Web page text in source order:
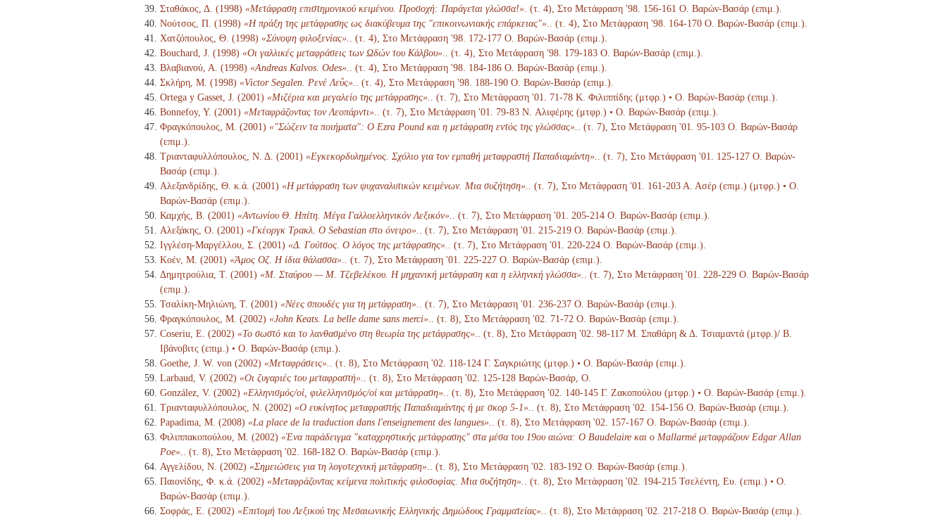
Σταθάκος, Δ. (1998) «Μετάφραση επιστημονικού κειμένου. Προσοχή: Παράγεται γλώσσα!» . (τ. 4), Στο Μετάφραση '98. 156-161 Ο. Βαρών-Βασάρ (επιμ.).
Νούτσος, Π. (1998) «Η πράξη της μετάφρασης ως διακύβευμα της "επικοινωνιακής επάρκειας"».
. (τ. 4), Στο Μετάφραση '98. 164-170 Ο. Βαρών-Βασάρ (επιμ.).
Χατζόπουλος, Θ. (1998) «Σύνοψη φιλοξενίας».
. (τ. 4), Στο Μετάφραση '98. 172-177 Ο. Βαρών-Βασάρ (επιμ.).
Bouchard, J. (1998) «Οι γαλλικές μεταφράσεις των Ωδών του Κάλβου».
. (τ. 4), Στο Μετάφραση '98. 179-183 Ο. Βαρών-Βασάρ (επιμ.).
Βλαβιανού, Α. (1998) «Andreas Kalvos. Odes».
. (τ. 4), Στο Μετάφραση '98. 184-186 Ο. Βαρών-Βασάρ (επιμ.).
Σκλήρη, Μ. (1998) «Victor Segalen. Ρενέ Λεΰς».
. (τ. 4), Στο Μετάφραση '98. 188-190 Ο. Βαρών-Βασάρ (επιμ.).
Ortega y Gasset, J. (2001) «Μιζέρια και μεγαλείο της μετάφρασης».
. (τ. 7), Στο Μετάφραση '01. 71-78 K. Φιλιππίδης (μτφρ.) • Ο. Βαρών-Βασάρ (επιμ.).
Bonnefoy, Y. (2001) «Μεταφράζοντας τον Λεοπάρντι».
. (τ. 7), Στο Μετάφραση '01. 79-83 N. Αλιφέρης (μτφρ.) • Ο. Βαρών-Βασάρ (επιμ.).
Φραγκόπουλος, Μ. (2001) «"Σώζειν τα ποιήματα": Ο Ezra Pound και η μετάφραση εντός της γλώσσας».
. (τ. 7), Στο Μετάφραση '01. 95-103 Ο. Βαρών-Βασάρ
(επιμ.).
Τριανταφυλλόπουλος, Ν. Δ. (2001) «Εγκεκορδυλημένος. Σχόλιο για τον εμπαθή μεταφραστή Παπαδιαμάντη».
. (τ. 7), Στο Μετάφραση '01. 125-127 Ο. Βαρών-
Βασάρ (επιμ.).
Αλεξανδρίδης, Θ. κ.ά. (2001) «Η μετάφραση των ψυχαναλυτικών κειμένων. Μια συζήτηση».
. (τ. 7), Στο Μετάφραση '01. 161-203 Α. Ασέρ (επιμ.) (μτφρ.) • Ο.
Βαρών-Βασάρ (επιμ.).
Καμχής, Β. (2001) «Αντωνίου Θ. Ηπίτη. Μέγα Γαλλοελληνικόν Λεξικόν».
. (τ. 7), Στο Μετάφραση '01. 205-214 Ο. Βαρών-Βασάρ (επιμ.).
Αλεξάκης, Ο. (2001) «Γκέοργκ Τρακλ. Ο Sebastian στο όνειρο».
. (τ. 7), Στο Μετάφραση '01. 215-219 Ο. Βαρών-Βασάρ (επιμ.).
Ιγγλέση-Μαργέλλου, Σ. (2001) «Δ. Γούτσος. Ο λόγος της μετάφρασης».
. (τ. 7), Στο Μετάφραση '01. 220-224 Ο. Βαρών-Βασάρ (επιμ.).
Κοέν, Μ. (2001) «Άμος Οζ. Η ίδια θάλασσα».
. (τ. 7), Στο Μετάφραση '01. 225-227 Ο. Βαρών-Βασάρ (επιμ.).
Δημητρούλια, Τ. (2001) «Μ. Σταύρου — Μ. Τζεβελέκου. Η μηχανική μετάφραση και η ελληνική γλώσσα».
. (τ. 7), Στο Μετάφραση '01. 228-229 Ο. Βαρών-Βασάρ
(επιμ.).
Τσαλίκη-Μηλιώνη, Τ. (2001) «Νέες σπουδές για τη μετάφραση».
. (τ. 7), Στο Μετάφραση '01. 236-237 Ο. Βαρών-Βασάρ (επιμ.).
Φραγκόπουλος, Μ. (2002) «John Keats. La belle dame sans merci».
. (τ. 8), Στο Μετάφραση '02. 71-72 Ο. Βαρών-Βασάρ (επιμ.).
Coseriu, E. (2002) «Το σωστό και το λανθασμένο στη θεωρία της μετάφρασης».
. (τ. 8), Στο Μετάφραση '02. 98-117 Μ. Σπαθάρη & Δ. Τσιαμαντά (μτφρ.)/ Β.
Ιβάνοβιτς (επιμ.) • Ο. Βαρών-Βασάρ (επιμ.).
Goethe, J. W. von (2002) «Μεταφράσεις».
. (τ. 8), Στο Μετάφραση '02. 118-124 Γ. Σαγκριώτης (μτφρ.) • Ο. Βαρών-Βασάρ (επιμ.).
Larbaud, V. (2002) «Οι ζυγαριές του μεταφραστή».
. (τ. 8), Στο Μετάφραση '02. 125-128 Βαρών-Βασάρ, Ο.
González, V. (2002) «Ελληνισμός/οί, φιλελληνισμός/οί και μετάφραση».
. (τ. 8), Στο Μετάφραση '02. 140-145 Γ. Ζακοπούλου (μτφρ.) • Ο. Βαρών-Βασάρ (επιμ.).
Τριανταφυλλόπουλος, Ν. (2002) «Ο ευκίνητος μεταφραστής Παπαδιαμάντης ή με σκορ 5-1».
. (τ. 8), Στο Μετάφραση '02. 154-156 Ο. Βαρών-Βασάρ (επιμ.).
Papadima, M. (2008) «La place de la traduction dans l'enseignement des langues».
. (τ. 8), Στο Μετάφραση '02. 157-167 Ο. Βαρών-Βασάρ (επιμ.).
Φιλιππακοπούλου, Μ. (2002) «Ένα παράδειγμα "καταχρηστικής μετάφρασης" στα μέσα του 19ου αιώνα: Ο Baudelaire και ο Mallarmé μεταφράζουν Edgar Allan
Poe».
. (τ. 8), Στο Μετάφραση '02. 168-182 Ο. Βαρών-Βασάρ (επιμ.).
Αγγελίδου, Ν. (2002) «Σημειώσεις για τη λογοτεχνική μετάφραση».
. (τ. 8), Στο Μετάφραση '02. 183-192 Ο. Βαρών-Βασάρ (επιμ.).
Παιονίδης, Φ. κ.ά. (2002) «Μεταφράζοντας κείμενα πολιτικής φιλοσοφίας. Μια συζήτηση».
. (τ. 8), Στο Μετάφραση '02. 194-215 Τσελέντη, Ευ. (επιμ.) • Ο.
Βαρών-Βασάρ (επιμ.).
Σοφράς, Ε. (2002) «Επιτομή του Λεξικού της Μεσαιωνικής Ελληνικής Δημώδους Γραμματείας».
. (τ. 8), Στο Μετάφραση '02. 217-218 Ο. Βαρών-Βασάρ (επιμ.).